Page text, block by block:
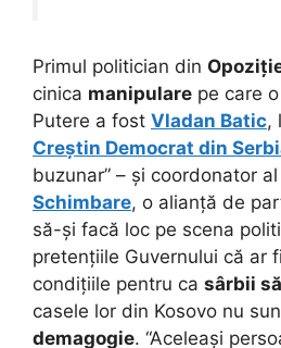
Primul politician din
cinica manipulare pe care
Putere a fost Vladan Batic,
Creștin Democrat din
buzunar” – și coordonator al
Schimbare, o alianță de
să-și facă loc pe scena
pretențiile Guvernului că ar
condițiile pentru ca sârbii
casele lor din Kosovo nu
demagogie. “Aceleași